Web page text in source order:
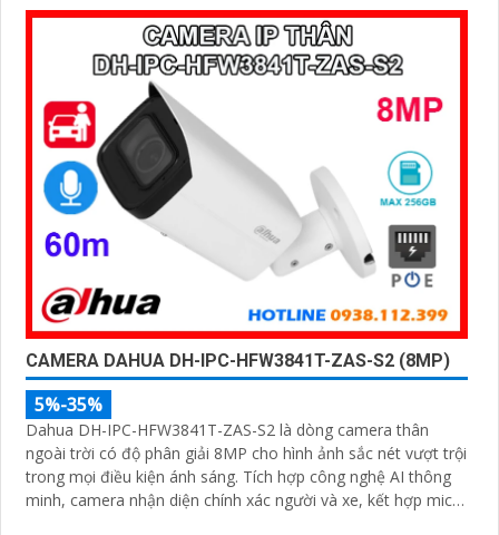
dàng, tiết kiệm chi phí
CAMERA DAHUA DH-IPC-HFW3841T-ZAS-S2 (8MP)
5%-35%
Dahua DH-IPC-HFW3841T-ZAS-S2 là dòng camera thân
ngoài trời có độ phân giải 8MP cho hình ảnh sắc nét vượt trội
trong mọi điều kiện ánh sáng. Tích hợp công nghệ AI thông
minh, camera nhận diện chính xác người và xe, kết hợp micro